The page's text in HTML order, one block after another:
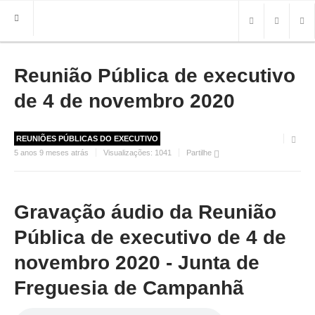
HOME
FREGUESIA
INFO
HISTÓRIA
CONTACTOS ÚTEIS
BRASÃO
Reunião Pública de executivo
de 4 de novembro 2020
REUNIÕES PÚBLICAS DO EXECUTIVO
5 anos 9 meses atrás
Visualizações: 1041 Partilhe
Gravação áudio da Reunião
Pública de executivo de 4 de
novembro 2020 - Junta de
Freguesia de Campanhã